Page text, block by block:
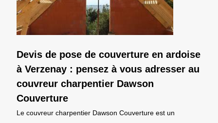
Devis de pose de couverture en ardoise
à Verzenay : pensez à vous adresser au
couvreur charpentier Dawson
Couverture
Le couvreur charpentier Dawson Couverture est un